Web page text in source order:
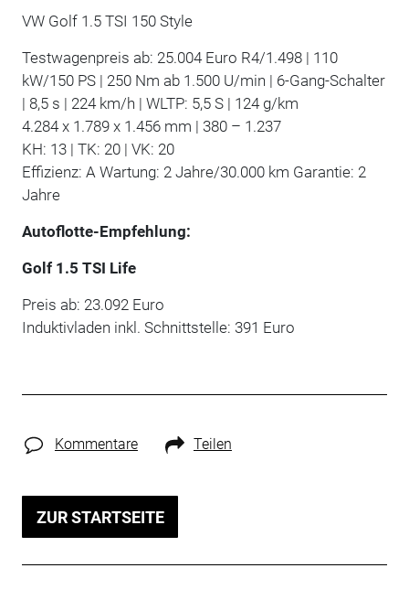
VW Golf 1.5 TSI 150 Style
Testwagenpreis ab: 25.004 Euro R4/1.498 | 110
kW/150 PS | 250 Nm ab 1.500 U/min | 6-Gang-Schalter
| 8,5 s | 224 km/h | WLTP: 5,5 S | 124 g/km
4.284 x 1.789 x 1.456 mm | 380 – 1.237
KH: 13 | TK: 20 | VK: 20
Effizienz: A Wartung: 2 Jahre/30.000 km Garantie: 2
Jahre
Autoflotte-Empfehlung:
Golf 1.5 TSI Life
Preis ab: 23.092 Euro
Induktivladen inkl. Schnittstelle: 391 Euro
Kommentare Teilen
ZUR STARTSEITE